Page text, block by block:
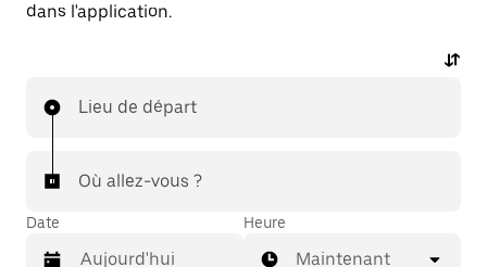
dans l'application.
Lieu de départ
Où allez-vous ?
Date Heure
Maintenant